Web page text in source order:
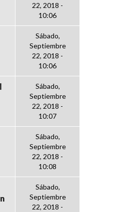
22, 2018 -
10:06
Sábado,
Septiembre
22, 2018 -
10:06
Sábado,
Septiembre
22, 2018 -
10:07
Sábado,
Septiembre
22, 2018 -
10:08
Sábado,
Septiembre
22, 2018 -